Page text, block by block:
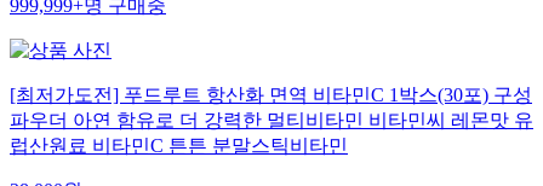
999,999+명구매중
[최저가도전] 푸드루트 항산화 면역 비타민C 1박스(30포) 구성
파우더 아연 함유로 더 강력한 멀티비타민 비타민씨 레몬맛 유
럽산원료 비타민C 튼튼 분말스틱비타민